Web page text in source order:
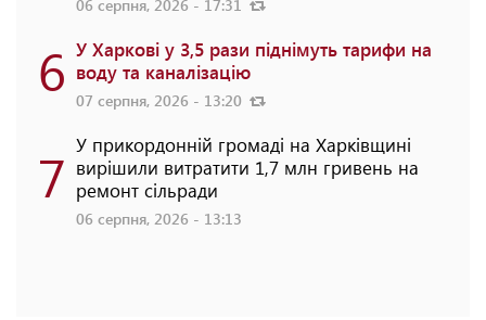
06 серпня, 2026 - 17:31
6 У Харкові у 3,5 рази піднімуть тарифи на
воду та каналізацію
07 серпня, 2026 - 13:20
7 У прикордонній громаді на Харківщині
вирішили витратити 1,7 млн гривень на
ремонт сільради
06 серпня, 2026 - 13:13